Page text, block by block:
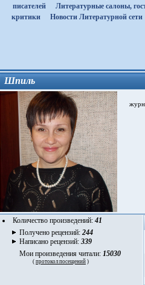
писателей
Литературные салоны,
критики
Новости Литературной сети
Шпиль
Количество произведений: 41
Получено рецензий: 244
Написано рецензий: 339
Мои произведения читали: 15030
( протокол посещений )